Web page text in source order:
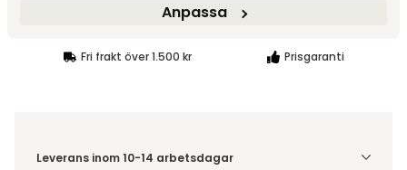
Anpassa
Lägg i varukorg
Fri frakt över 1.500 kr Prisgaranti
Leverans inom 10-14 arbetsdagar